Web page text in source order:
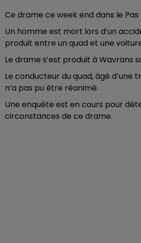
Ce drame ce week end dans le Pas
Un homme est mort lors d’un
produit entre un quad et une
Le drame s’est produit à Wavrans
Le conducteur du quad, âgé d’une
n’a pas pu être réanimé.
Une enquête est en cours pour
circonstances de ce drame.